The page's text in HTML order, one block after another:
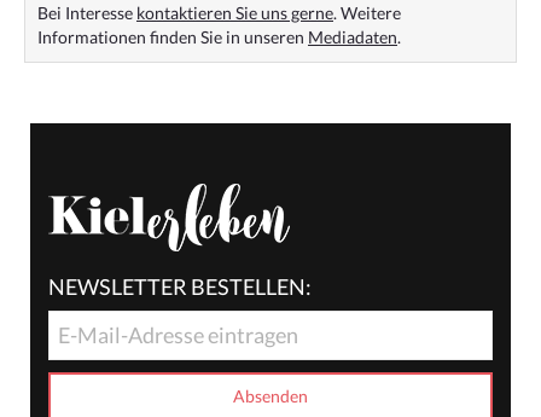
Bei Interesse kontaktieren Sie uns gerne. Weitere
Informationen finden Sie in unseren Mediadaten.
NEWSLETTER BESTELLEN: